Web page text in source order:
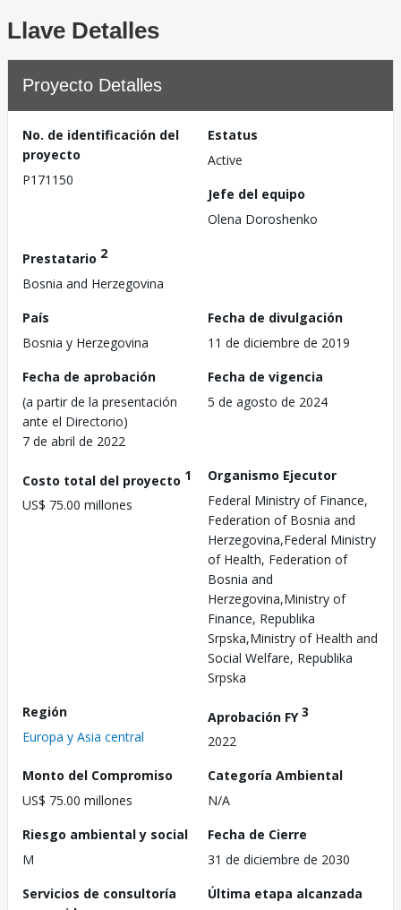
Llave Detalles
Proyecto Detalles
No. de identificación del
proyecto
P171150
Estatus
Active
Jefe del equipo
Olena Doroshenko
Prestatario 2
Bosnia and Herzegovina
País
Bosnia y Herzegovina
Fecha de divulgación
11 de diciembre de 2019
Fecha de aprobación
(a partir de la presentación
ante el Directorio)
7 de abril de 2022
Fecha de vigencia
5 de agosto de 2024
Costo total del proyecto 1
US$ 75.00 millones
Organismo Ejecutor
Federal Ministry of Finance,
Federation of Bosnia and
Herzegovina,Federal Ministry
of Health, Federation of
Bosnia and
Herzegovina,Ministry of
Finance, Republika
Srpska,Ministry of Health and
Social Welfare, Republika
Srpska
Región
Europa y Asia central
Aprobación FY3
2022
Monto del Compromiso
US$ 75.00 millones
Categoría Ambiental
N/A
Riesgo ambiental y social
M
Fecha de Cierre
31 de diciembre de 2030
Servicios de consultoría
Última etapa alcanzada